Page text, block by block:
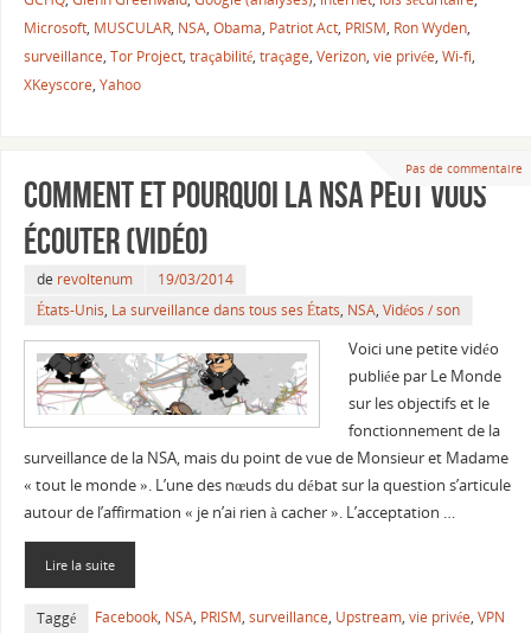
Microsoft, MUSCULAR, NSA, Obama, Patriot Act, PRISM, Ron Wyden,
surveillance, Tor Project, traçabilité, traçage, Verizon, vie privée, Wi-fi,
XKeyscore, Yahoo
Pas de commentaire
Comment et pourquoi la NSA peut vous
écouter (vidéo)
de revoltenum
19/03/2014
États-Unis, La surveillance dans tous ses États, NSA, Vidéos / son
Voici une petite vidéo
publiée par Le Monde
sur les objectifs et le
fonctionnement de la
surveillance de la NSA, mais du point de vue de Monsieur et Madame
« tout le monde ». L’une des nœuds du débat sur la question s’articule
autour de l’affirmation « je n’ai rien à cacher ». L’acceptation …
Lire la suite
Taggé Facebook, NSA, PRISM, surveillance, Upstream, vie privée, VPN